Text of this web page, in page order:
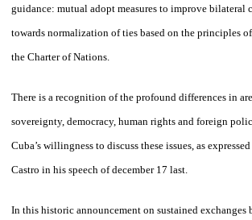
guidance: mutual adopt measures to improve bilateral
towards normalization of ties based on the principles
the Charter of Nations.
There is a recognition of the profound differences in
sovereignty, democracy, human rights and foreign
Cuba’s willingness to discuss these issues, as
Castro in his speech of december 17 last.
In this historic announcement on sustained exchanges